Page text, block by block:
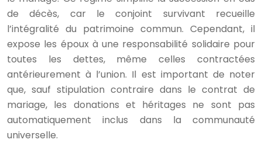
de décès, car le conjoint survivant recueille
l’intégralité du patrimoine commun. Cependant, il
expose les époux à une responsabilité solidaire pour
toutes les dettes, même celles contractées
antérieurement à l’union. Il est important de noter
que, sauf stipulation contraire dans le contrat de
mariage, les donations et héritages ne sont pas
automatiquement inclus dans la communauté
universelle.